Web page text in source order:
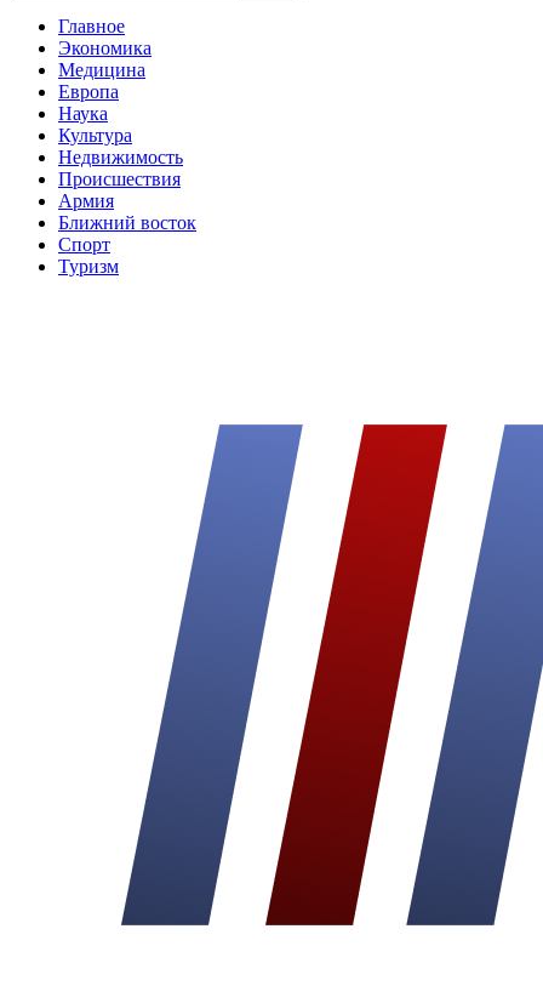
Главное
Экономика
Медицина
Европа
Наука
Культура
Недвижимость
Происшествия
Армия
Ближний восток
Спорт
Туризм